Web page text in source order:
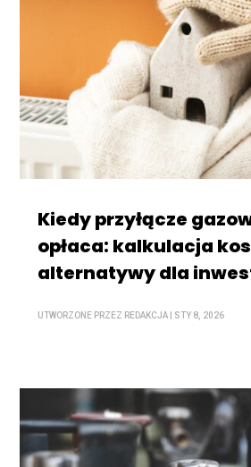
Kiedy przyłącze
opłaca: kalkulacja
alternatywy dla
UTWORZONE PRZEZ REDAKCJA STY 8, 2026